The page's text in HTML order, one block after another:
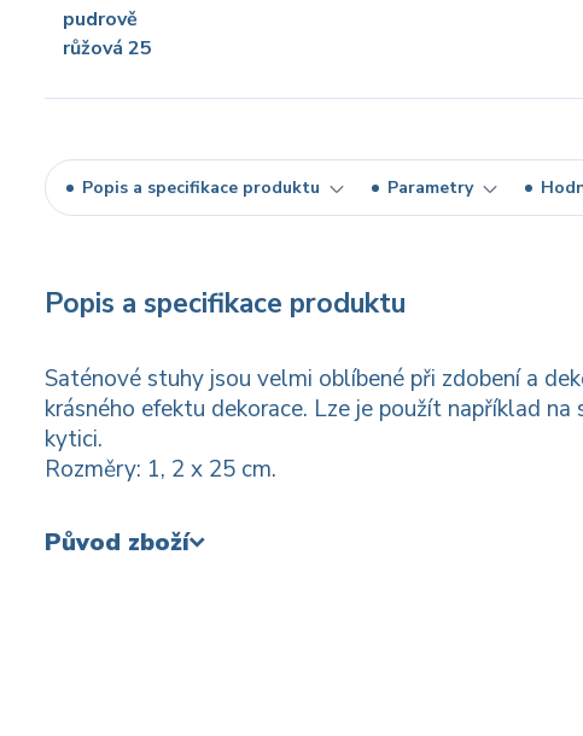
Popis a specifikace produktu Parametry
Popis a specifikace produktu
Saténové stuhy jsou velmi oblíbené při zdobení a
krásného efektu dekorace. Lze je použít například
kytici.
Rozměry: 1, 2 x 25 cm.
Původ zboží